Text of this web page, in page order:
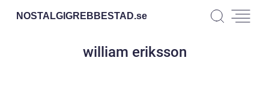
NOSTALGIGREBBESTAD.se
william eriksson